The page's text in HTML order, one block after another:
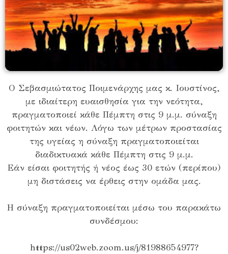
Ο Σεβασμιώτατος Ποιμενάρχης μας κ. Ιουστίνος,
με ιδιαίτερη ευαισθησία για την νεότητα,
πραγματοποιεί κάθε Πέμπτη στις 9 μ.μ. σύναξη
φοιτητών και νέων. Λόγω των μέτρων προστασίας
της υγείας η σύναξη πραγματοποιείται
διαδικτυακά κάθε Πέμπτη στις 9 μ.μ.
Εάν είσαι φοιτητής ή νέος έως 30 ετών (περίπου)
μη διστάσεις να έρθεις στην ομάδα μας.
Η σύναξη πραγματοποιείται μέσω του παρακάτω
συνδέσμου:
https://us02web.zoom.us/j/81988654977?